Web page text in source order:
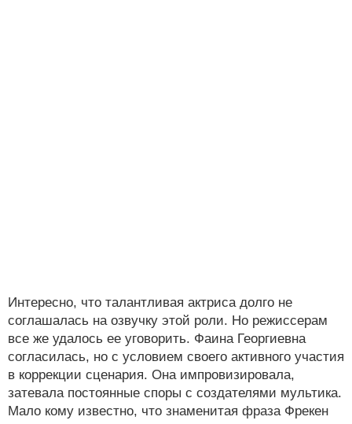
Интересно, что талантливая актриса долго не
соглашалась на озвучку этой роли. Но режиссерам
все же удалось ее уговорить. Фаина Георгиевна
согласилась, но с условием своего активного участия
в коррекции сценария. Она импровизировала,
затевала постоянные споры с создателями мультика.
Мало кому известно, что знаменитая фраза Фрекен